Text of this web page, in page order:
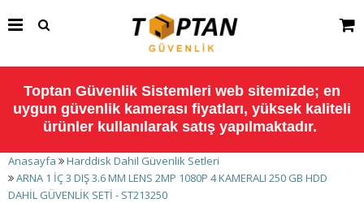
Toptan Güvenlik Sistemleri web sitemizde; en
uygun güvenlik kamerası fiyatları, yüksek kaliteli
ürünler kullanılarak satış yapılmaktadır.
Anasayfa
Harddisk Dahil Güvenlik Setleri
ARNA 1 İÇ 3 DIŞ 3.6 MM LENS 2MP 1080P 4 KAMERALI 250 GB HDD
DAHİL GÜVENLİK SETİ - ST213250